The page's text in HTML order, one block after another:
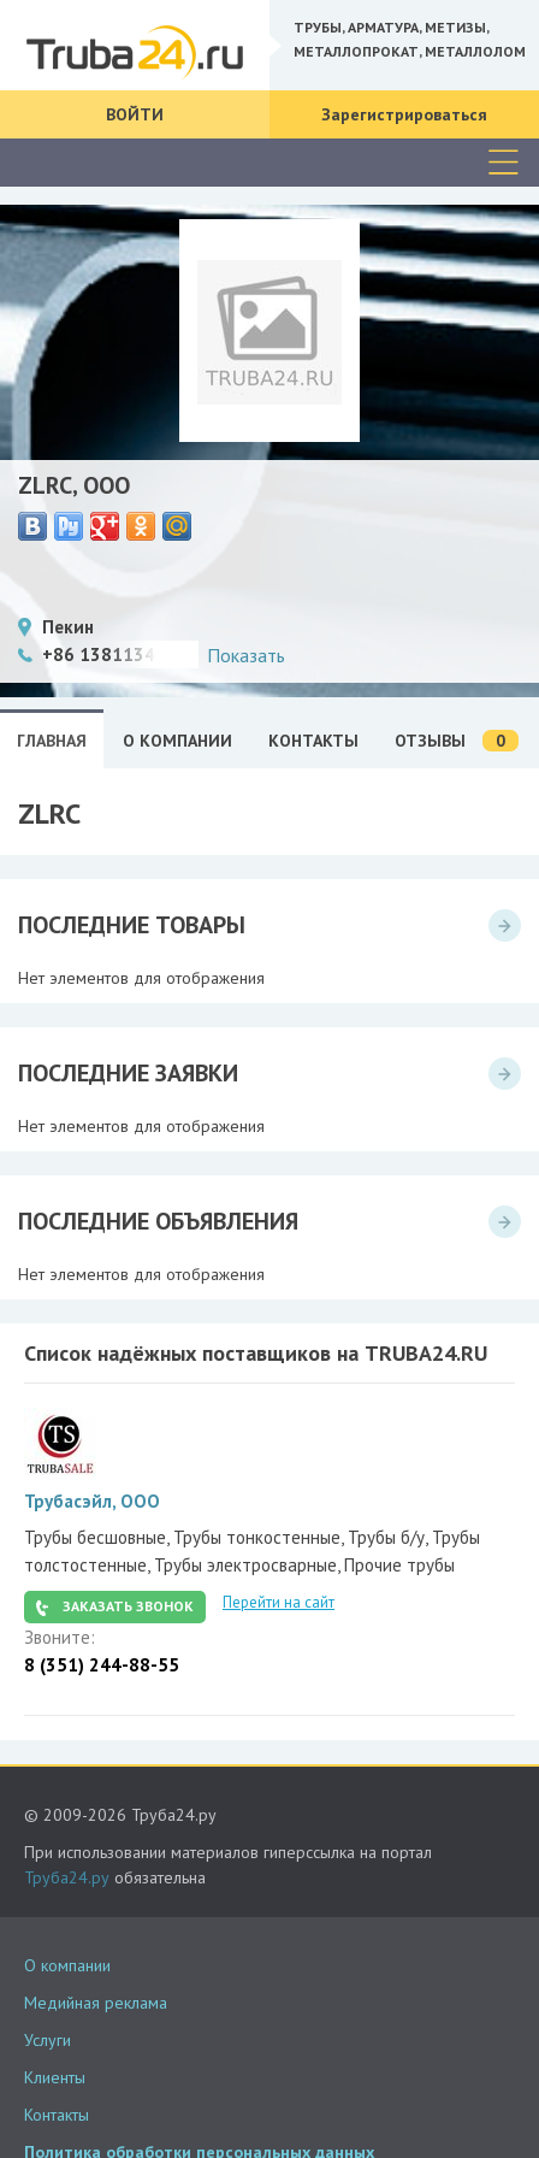
ТРУБЫ, АРМАТУРА, МЕТИЗЫ,
МЕТАЛЛОПРОКАТ, МЕТАЛЛОЛОМ
ВОЙТИ Зарегистрироваться
ZLRC, ООО
Пекин
+86 13811346923
Показать
ГЛАВНАЯ О КОМПАНИИ КОНТАКТЫ ОТЗЫВЫ 0
ZLRC
ПОСЛЕДНИЕ ТОВАРЫ
Нет элементов для отображения
ПОСЛЕДНИЕ ЗАЯВКИ
Нет элементов для отображения
ПОСЛЕДНИЕ ОБЪЯВЛЕНИЯ
Нет элементов для отображения
Список надёжных поставщиков на TRUBA24.RU
Трубасэйл, ООО
Трубы бесшовные, Трубы тонкостенные, Трубы б/у, Трубы
толстостенные, Трубы электросварные, Прочие трубы
ЗАКАЗАТЬ ЗВОНОК Перейти на сайт
Звоните:
8 (351) 244-88-55
© 2009-2026 Труба24.ру
При использовании материалов гиперссылка на портал
Труба24.ру обязательна
О компании
Медийная реклама
Услуги
Клиенты
Контакты
Политика обработки персональных данных